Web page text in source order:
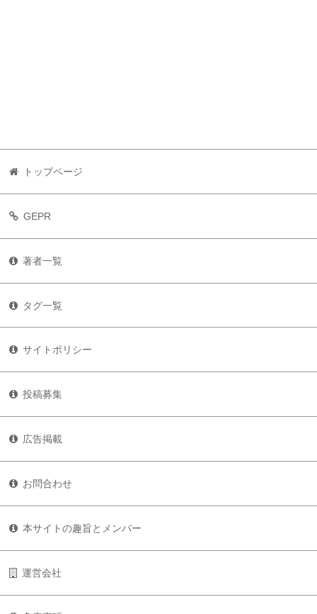
トップページ
GEPR
著者一覧
タグ一覧
サイトポリシー
投稿募集
広告掲載
お問合わせ
本サイトの趣旨とメンバー
運営会社